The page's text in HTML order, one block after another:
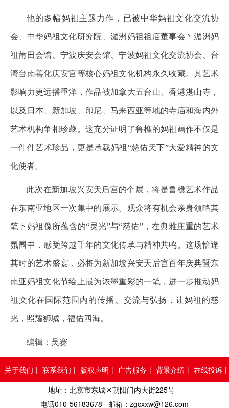
他的多幅妈祖主题力作，已被中华妈祖文化交流协
会、中华妈祖文化研究院、湄洲妈祖祖庙董事会丶湄洲妈
祖莆田会馆、宁波庆安会馆、宁波妈祖文化交流协会、台
湾台南善化庆安宫等核心妈祖文化机构永久收藏。其艺术
影响力更远播重洋，作品被加拿大五台山、香港湛山寺，
以及日本、新加坡、印尼、马来西亚等地的寺庙和海内外
艺术机构争相珍藏。这充分证明了鲁樵的妈祖画作不仅是
一件件艺术珍品，更是承载妈祖“慈佑天下”大爱精神的文
化使者。
此次在新加坡兴安天后宫的个展，将是鲁樵艺术作品
在东南亚地区一次集中的展示。观众将有机会亲身领略其
笔下妈祖像所蕴含的“灵光”与“慈佑”，在典雅庄重的艺术
氛围中，感受跨越千年的文化传承与精神共鸣。这场恰逢
其时的艺术盛宴，必将为新加坡兴安天后宫百年庆典暨东
南亚妈祖文化节绘上最为浓墨重彩的一笔，进一步推动妈
祖文化在国际范围内的传播、交流与弘扬，让妈祖的慈
光，照耀狮城，福佑四海。
编辑：吴赛
关于我们 | 联系我们 | 版权声明 | 广告服务 | 背景介绍 | 在线投诉 |
人员查询
地址：北京市东城区朝阳门内大街225号
电话010-56183678 邮箱：zgcxxw@126.com